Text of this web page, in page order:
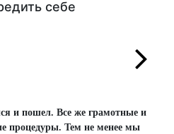
себе
и пошел. Все же грамотные и
процедуры. Тем не менее мы